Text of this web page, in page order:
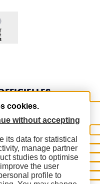
cookies.
without accepting
its data for statistical
manage partner
studies to optimise
the user
profile to